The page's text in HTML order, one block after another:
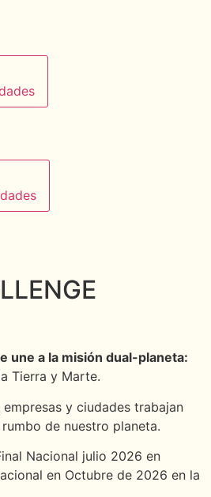
une a la misión dual-planeta:
Tierra y Marte.
y ciudades trabajan
de nuestro planeta.
Nacional julio 2026 en
en Octubre de 2026 en la